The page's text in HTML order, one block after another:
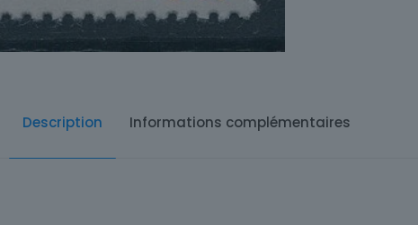
Description Informations complémentaires